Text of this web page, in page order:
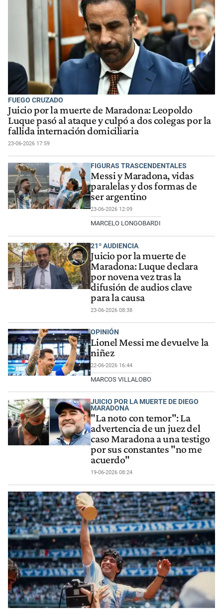
FUEGO CRUZADO
Juicio por la muerte de Maradona: Leopoldo
Luque pasó al ataque y culpó a dos colegas por la
fallida internación domiciliaria
23-06-2026 17:59
FIGURAS TRASCENDENTALES
Messi y Maradona, vidas
paralelas y dos formas de
ser argentino
23-06-2026 12:09
MARCELO LONGOBARDI
21º AUDIENCIA
Juicio por la muerte de
Maradona: Luque declara
por novena vez tras la
difusión de audios clave
para la causa
23-06-2026 08:38
OPINIÓN
Lionel Messi me devuelve la
niñez
22-06-2026 16:44
MARCOS VILLALOBO
JUICIO POR LA MUERTE DE DIEGO
MARADONA
"La noto con temor": La
advertencia de un juez del
caso Maradona a una testigo
por sus constantes "no me
acuerdo"
19-06-2026 08:24